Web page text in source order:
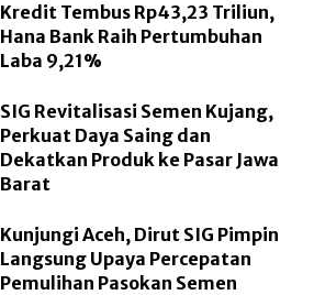
Kredit Tembus Rp43,23 Triliun,
Hana Bank Raih Pertumbuhan
Laba 9,21%
SIG Revitalisasi Semen Kujang,
Perkuat Daya Saing dan
Dekatkan Produk ke Pasar Jawa
Barat
Kunjungi Aceh, Dirut SIG Pimpin
Langsung Upaya Percepatan
Pemulihan Pasokan Semen